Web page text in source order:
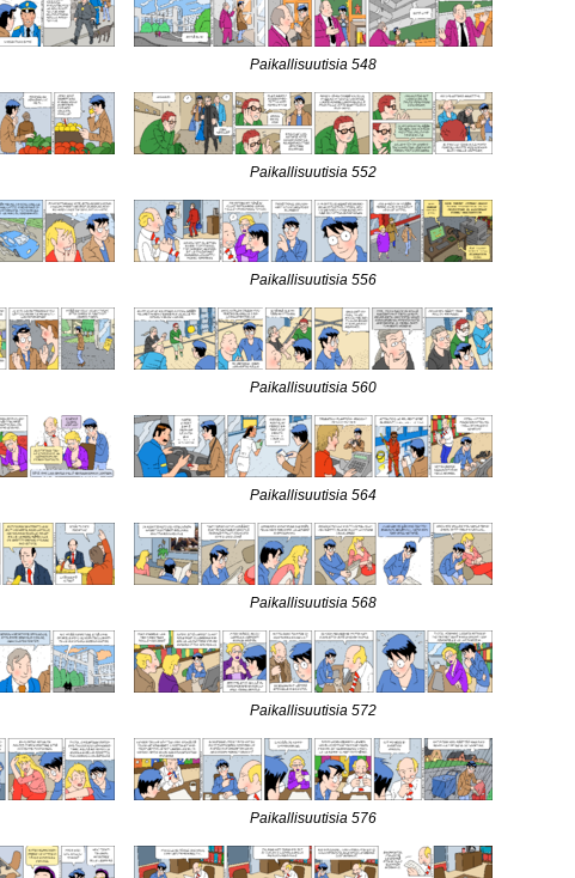
Paikallisuutisia 548
Paikallisuutisia 552
Paikallisuutisia 556
Paikallisuutisia 560
Paikallisuutisia 564
Paikallisuutisia 568
Paikallisuutisia 572
Paikallisuutisia 576